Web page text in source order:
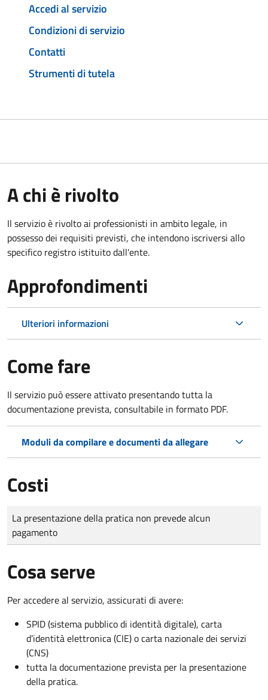
Accedi al servizio
Condizioni di servizio
Contatti
Strumenti di tutela
A chi è rivolto
Il servizio è rivolto ai professionisti in ambito legale, in
possesso dei requisiti previsti, che intendono iscriversi allo
specifico registro istituito dall'ente.
Approfondimenti
Ulteriori informazioni
Come fare
Il servizio può essere attivato presentando tutta la
documentazione prevista, consultabile in formato PDF.
Moduli da compilare e documenti da allegare
Costi
Tipo di pagamento
Importo
La presentazione della pratica non prevede alcun
pagamento
Cosa serve
Per accedere al servizio, assicurati di avere:
SPID (sistema pubblico di identità digitale), carta
d’identità elettronica (CIE) o carta nazionale dei servizi
(CNS)
tutta la documentazione prevista per la presentazione
della pratica.